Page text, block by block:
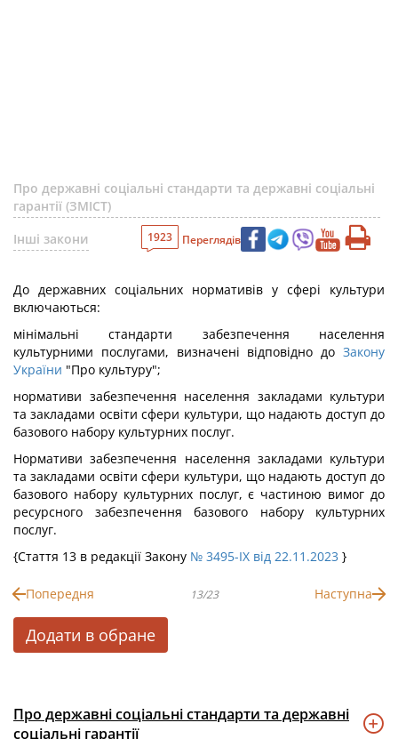
Про державні соціальні стандарти та державні соціальні
гарантії (ЗМІСТ)
Інші закони
1923 Переглядів
До державних соціальних нормативів у сфері культури
включаються:
мінімальні стандарти забезпечення населення
культурними послугами, визначені відповідно до Закону
України "Про культуру";
нормативи забезпечення населення закладами культури
та закладами освіти сфери культури, що надають доступ до
базового набору культурних послуг.
Нормативи забезпечення населення закладами культури
та закладами освіти сфери культури, що надають доступ до
базового набору культурних послуг, є частиною вимог до
ресурсного забезпечення базового набору культурних
послуг.
{Стаття 13 в редакції Закону № 3495-IX від 22.11.2023 }
Попередня 13/23 Наступна
Додати в обране
Про державні соціальні стандарти та державні
соціальні гарантії